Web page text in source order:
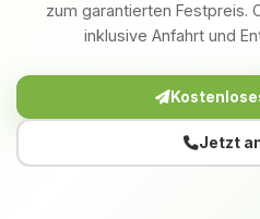
zum garantierten Festpreis.
inklusive Anfahrt und
Jetzt